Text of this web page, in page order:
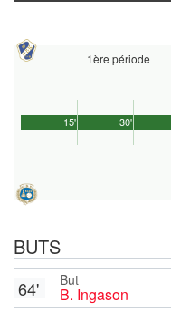
1ère période
15' 30'
BUTS
But
B. Ingason
64'